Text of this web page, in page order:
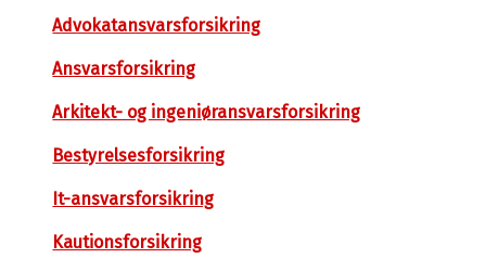
Advokatansvarsforsikring
Ansvarsforsikring
Arkitekt- og ingeniøransvarsforsikring
Bestyrelsesforsikring
It-ansvarsforsikring
Kautionsforsikring